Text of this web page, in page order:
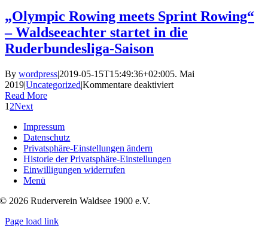
schwach
in
die
„Olympic Rowing meets Sprint Rowing“
– Waldseeachter startet in die
Ruderbundesliga-Saison
By wordpress|2019-05-15T15:49:36+02:005. Mai
2019|Uncategorized|Kommentare deaktiviertfür
Read More
1 2Next
Impressum
Datenschutz
Privatsphäre-Einstellungen ändern
Historie der Privatsphäre-Einstellungen
Einwilligungen widerrufen
Menü
© 2026 Ruderverein Waldsee 1900 e.V.
Page load link